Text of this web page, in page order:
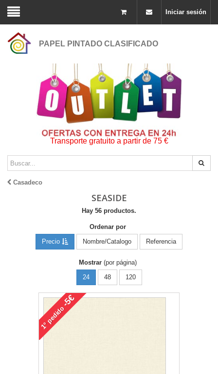
Iniciar sesión
PAPEL PINTADO CLASIFICADO
Transporte gratuito a partir de 75 €
Casadeco
SEASIDE
Hay 56 productos.
Ordenar por
Precio
Nombre/Catalogo Referencia
Mostrar (por página)
24
48 120
1°
pedido
-5€